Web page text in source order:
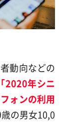
動向などの
「2020年シニ
ォンの利用
の男女10,0